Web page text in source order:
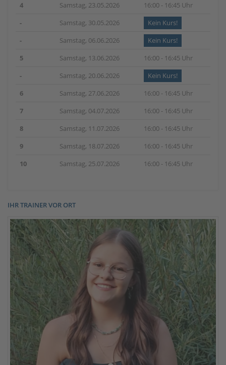
4
Samstag, 23.05.2026
16:00 - 16:45 Uhr
-
Samstag, 30.05.2026
Kein Kurs!
-
Samstag, 06.06.2026
Kein Kurs!
5
Samstag, 13.06.2026
16:00 - 16:45 Uhr
-
Samstag, 20.06.2026
Kein Kurs!
6
Samstag, 27.06.2026
16:00 - 16:45 Uhr
7
Samstag, 04.07.2026
16:00 - 16:45 Uhr
8
Samstag, 11.07.2026
16:00 - 16:45 Uhr
9
Samstag, 18.07.2026
16:00 - 16:45 Uhr
10
Samstag, 25.07.2026 16:00 - 16:45 Uhr
IHR TRAINER VOR ORT